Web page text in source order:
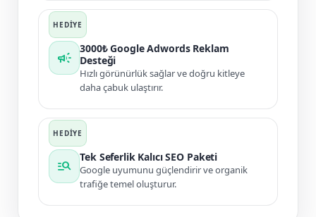
campaign
3000₺ Google Adwords Reklam
Desteği
Hızlı görünürlük sağlar ve doğru kitleye
daha çabuk ulaştırır.
manage_search
Tek Seferlik Kalıcı SEO Paketi
Google uyumunu güçlendirir ve organik
trafiğe temel oluşturur.